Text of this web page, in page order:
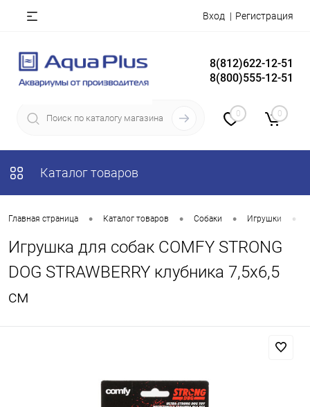
Вход Регистрация
8(812)622-12-51
8(800)555-12-51
0 0
Каталог товаров
Главная страница • Каталог товаров • Собаки • Игрушки •
Игрушка для собак COMFY STRONG
DOG STRAWBERRY клубника 7,5х6,5
см